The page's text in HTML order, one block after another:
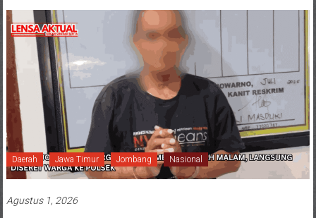
Daerah Jawa Timur Jombang Nasional
Agustus 1, 2026